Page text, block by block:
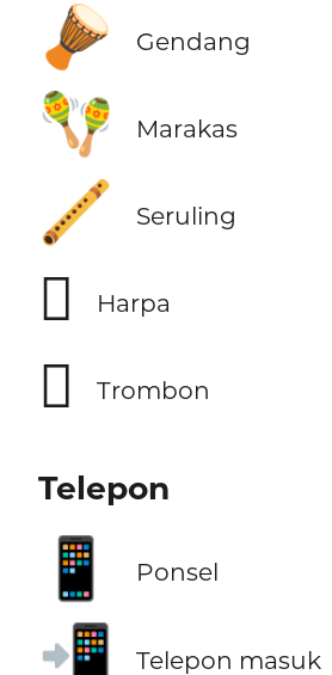
🪘 Gendang
🪇 Marakas
🪈 Seruling
🪉 Harpa
🪊 Trombon
Telepon
📱 Ponsel
📲 Telepon masuk